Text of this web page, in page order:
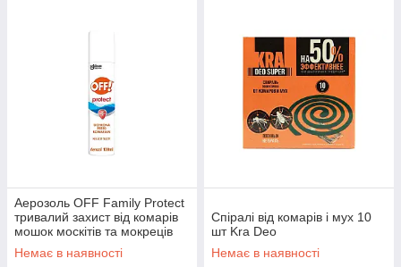
Аерозоль OFF Family Protect
тривалий захист від комарів
мошок москітів та мокреців
100 мл Johnson
Немає в наявності
Спіралі від комарів і мух 10
шт Kra Deo
Немає в наявності